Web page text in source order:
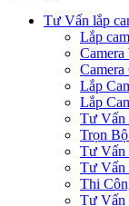
Tư Vấn lắp
Lắp
Lắp
Lắp
Tư Vấn
Trọn
Tư Vấn
Tư Vấn
Thi
Tư Vấn